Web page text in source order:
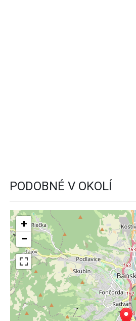
PODOBNÉ V OKOLÍ
+
−